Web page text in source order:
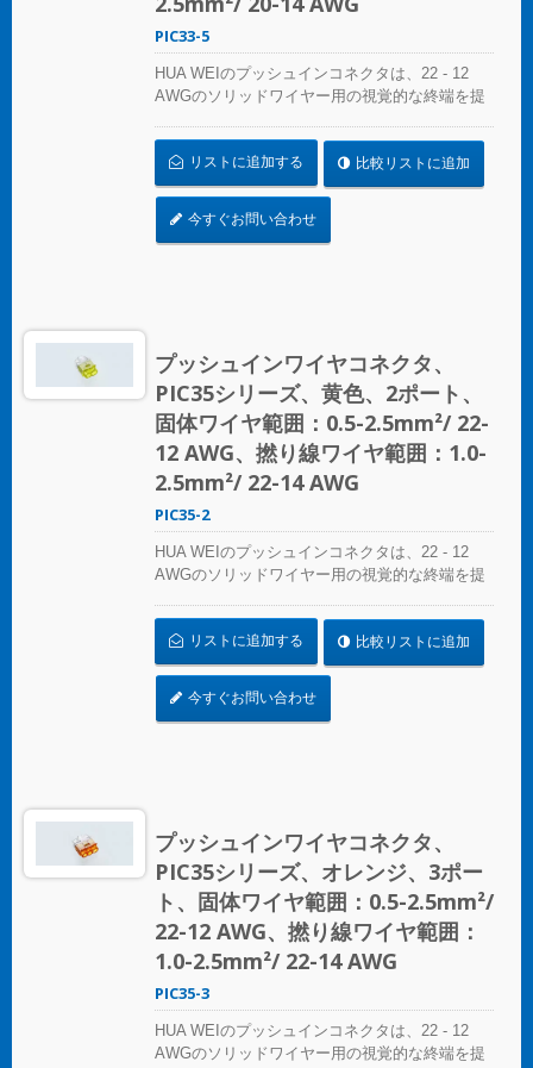
PIC33-5
HUA WEIのプッシュインコネクタは、22 - 12
AWGのソリッドワイヤー用の視覚的な終端を提
定は簡単で、コンパクトなサイズは狭いスペー
スにシームレスにフィットします。照明設置、
プレファブリケート配線システム、分岐回路配
線など、さまざまな用途に最適です。 複雑なね
じれにさよならを告げましょう – コンパクトで
う – HUA WEIのプッシュインワイヤコネクタを
選んでください。 UL 486Cの基準に準拠してく
ださい。
リストに追加する 比較リストに追加
今すぐお問い合わせ
プッシュインワイヤコネクタ、
PIC35シリーズ、黄色、2ポート、
固体ワイヤ範囲：0.5-2.5mm²/ 22-
12 AWG、撚り線ワイヤ範囲：1.0-
2.5mm²/ 22-14 AWG
PIC35-2
HUA WEIのプッシュインコネクタは、22 - 12
AWGのソリッドワイヤー用の視覚的な終端を提
定は簡単で、コンパクトなサイズは狭いスペー
スにシームレスにフィットします。照明設置、
プレファブリケート配線システム、分岐回路配
線など、さまざまな用途に最適です。 複雑なね
じれにさよならを告げましょう – コンパクトで
う – HUA WEIのプッシュインワイヤコネクタを
選んでください。 UL 486Cの基準に準拠してく
ださい。
リストに追加する 比較リストに追加
今すぐお問い合わせ
プッシュインワイヤコネクタ、
PIC35シリーズ、オレンジ、3ポー
ト、固体ワイヤ範囲：0.5-2.5mm²/
22-12 AWG、撚り線ワイヤ範囲：
1.0-2.5mm²/ 22-14 AWG
PIC35-3
HUA WEIのプッシュインコネクタは、22 - 12
AWGのソリッドワイヤー用の視覚的な終端を提